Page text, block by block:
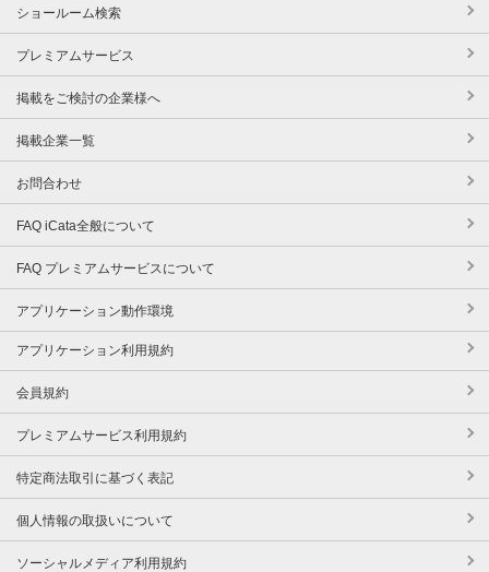
ショールーム検索
プレミアムサービス
掲載をご検討の企業様へ
掲載企業一覧
お問合わせ
FAQ iCata全般について
FAQ プレミアムサービスについて
アプリケーション動作環境
アプリケーション利用規約
会員規約
プレミアムサービス利用規約
特定商法取引に基づく表記
個人情報の取扱いについて
ソーシャルメディア利用規約